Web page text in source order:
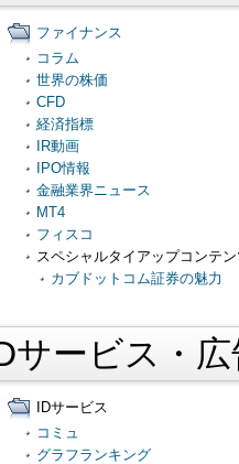
ファイナンス
コラム
世界の株価
CFD
経済指標
IR動画
IPO情報
金融業界ニュース
MT4
フィスコ
スペシャルタイアップコンテ
カブドットコム証券の魅力
サービス・
IDサービス
コミュ
グラフランキング